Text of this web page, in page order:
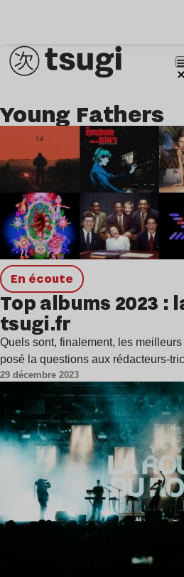
Young Fathers
en écoute
Top albums 2023 :
tsugi.fr
Quels sont, finalement, les
posé la questions aux rédacteurs-
29 décembre 2023